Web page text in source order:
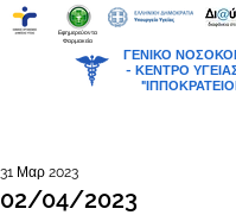
ΓΕΝΙΚΟ
- ΚΕΝΤΡΟ
Εφημερεύοντα
Φαρμακεία
02/04/2023
31 Μαρ 2023